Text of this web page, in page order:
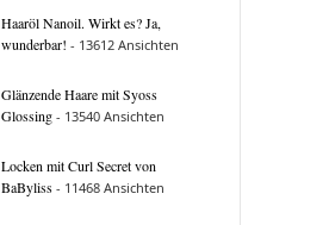
Haaröl Nanoil. Wirkt es? Ja,
wunderbar! - 13612 Ansichten
Glänzende Haare mit Syoss
Glossing - 13540 Ansichten
Locken mit Curl Secret von
BaByliss - 11468 Ansichten